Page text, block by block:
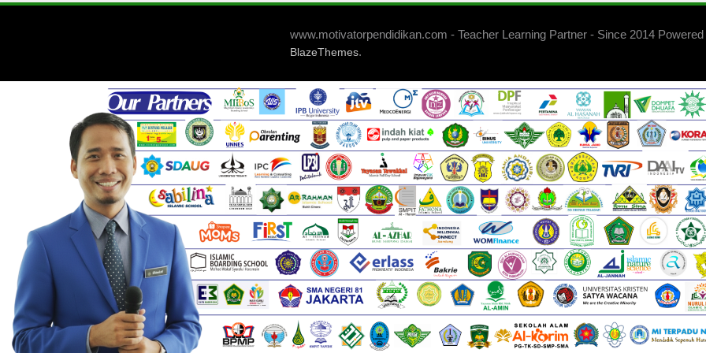
www.motivatorpendidikan.com - Teacher Learning Partner - Since 2014
BlazeThemes.